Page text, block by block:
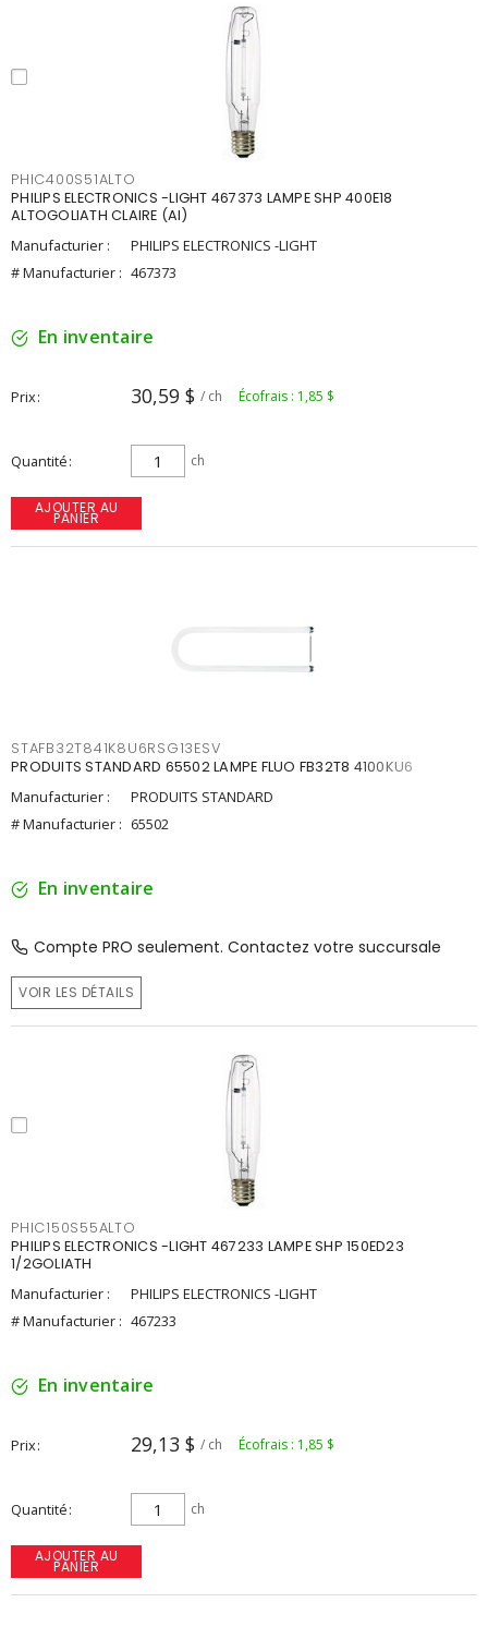
PHIC400S51ALTO
PHILIPS ELECTRONICS -LIGHT 467373 LAMPE SHP 400E18
ALTOGOLIATH CLAIRE (AI)
Manufacturier :
PHILIPS ELECTRONICS -LIGHT
# Manufacturier : 467373
En inventaire
Prix 30,59 $ / ch Écofrais : 1,85 $
Quantité ch
AJOUTER AU
PANIER
STAFB32T841K8U6RSG13ESV
PRODUITS STANDARD 65502 LAMPE FLUO FB32T8 4100KU6
Manufacturier :
PRODUITS STANDARD
# Manufacturier : 65502
En inventaire
Compte PRO seulement. Contactez votre succursale
VOIR LES DÉTAILS
PHIC150S55ALTO
PHILIPS ELECTRONICS -LIGHT 467233 LAMPE SHP 150ED23
1/2GOLIATH
Manufacturier :
PHILIPS ELECTRONICS -LIGHT
# Manufacturier : 467233
En inventaire
Prix 29,13 $ / ch Écofrais : 1,85 $
Quantité ch
AJOUTER AU
PANIER